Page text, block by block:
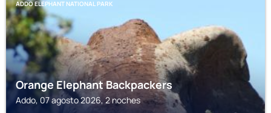
ADDO ELEPHANT NATIONAL PARK
Orange Elephant Backpackers
Addo, 07 agosto 2026, 2 noches